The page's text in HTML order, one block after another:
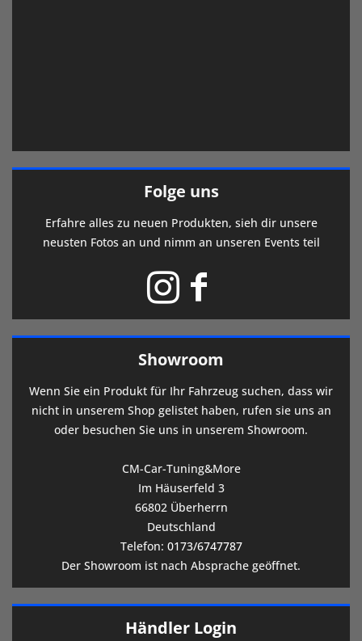
Folge uns
Erfahre alles zu neuen Produkten, sieh dir unsere
neusten Fotos an und nimm an unseren Events teil
Showroom
Wenn Sie ein Produkt für Ihr Fahrzeug suchen, dass wir
nicht in unserem Shop gelistet haben, rufen sie uns an
oder besuchen Sie uns in unserem Showroom.
CM-Car-Tuning&More
Im Häuserfeld 3
66802 Überherrn
Deutschland
Telefon: 0173/6747787
Der Showroom ist nach Absprache geöffnet.
Händler Login